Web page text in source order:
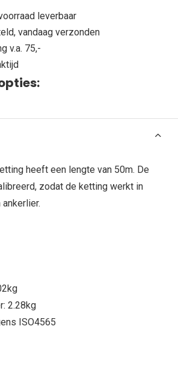
leverbaar
vandaag verzonden
v.a. 75,-
heeft een lengte van 50m. De
zodat de ketting werkt in
2.28kg
ISO4565